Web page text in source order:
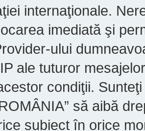
internaţionale.
imediată şi
ului
ale tuturor
condiţii.
să aibă
subiect în orice